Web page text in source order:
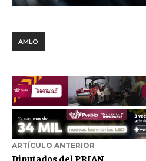
AMLO
ARTÍCULO ANTERIOR